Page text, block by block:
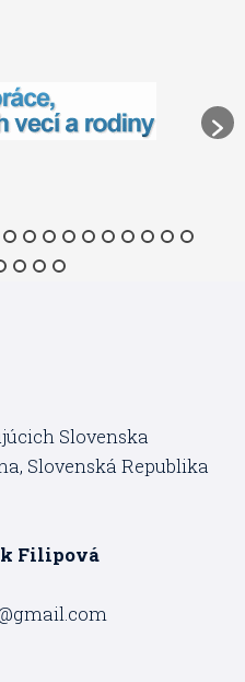
Slovenska
Slovenská Republika
Filipová